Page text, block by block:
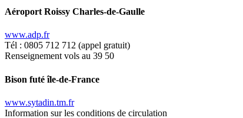
Aéroport Roissy Charles-de-Gaulle
www.adp.fr
Tél : 0805 712 712 (appel gratuit)
Renseignement vols au 39 50
Bison futé île-de-France
www.sytadin.tm.fr
Information sur les conditions de circulation